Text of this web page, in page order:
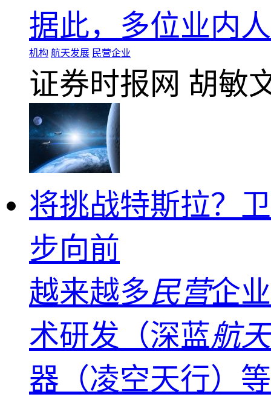
据此，多位业内
机构 航天发展 民营企业
证券时报网 胡敏
将挑战特斯拉？
步向前
越来越多民营企
术研发（深蓝航天
器（凌空天行）